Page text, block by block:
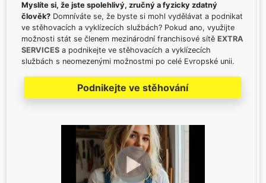
Myslíte si, že jste spolehlivý, zručný a fyzicky zdatný
člověk? Domníváte se, že byste si mohl vydělávat a podnikat
ve stěhovacích a vyklízecích službách? Pokud ano, využijte
možnosti stát se členem mezinárodní franchisové sítě EXTRA
SERVICES a podnikejte ve stěhovacích a vyklízecích
službách s neomezenými možnostmi po celé Evropské unii.
Podnikejte ve stěhování